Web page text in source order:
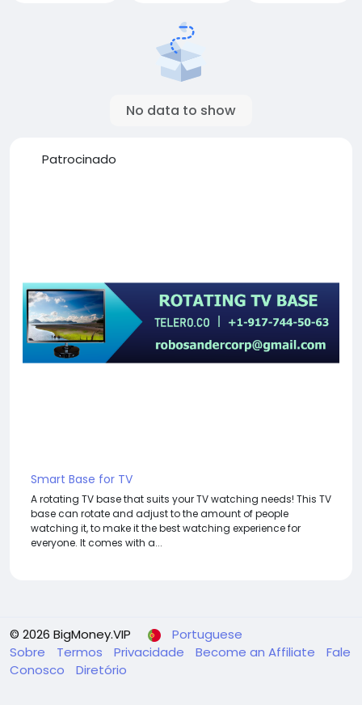
No data to show
Patrocinado
Smart Base for TV
A rotating TV base that suits your TV watching needs! This TV
base can rotate and adjust to the amount of people
watching it, to make it the best watching experience for
everyone. It comes with a...
© 2026 BigMoney.VIP
Portuguese
Sobre
Termos Privacidade Become an Affiliate
Fale
Conosco
Diretório